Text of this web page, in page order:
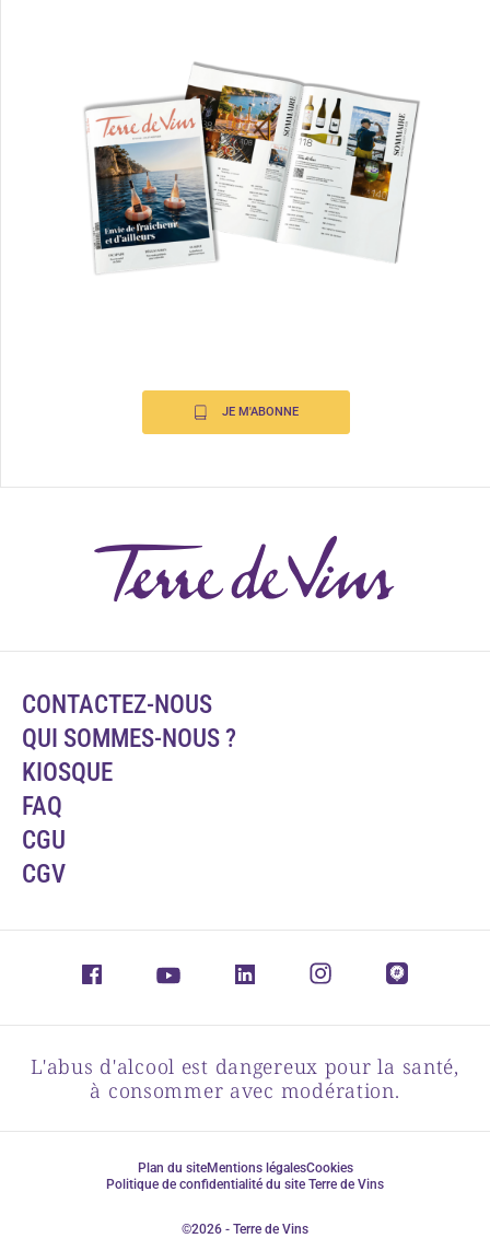
JE M'ABONNE
CONTACTEZ-NOUS
QUI SOMMES-NOUS ?
KIOSQUE
FAQ
CGU
CGV
L'abus d'alcool est dangereux pour la santé,
à consommer avec modération.
Plan du siteMentions légalesCookies
Politique de confidentialité du site Terre de Vins
©2026 - Terre de Vins